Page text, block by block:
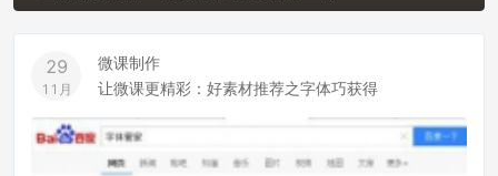
29
11月
微课制作
让微课更精彩：好素材推荐之字体巧获得